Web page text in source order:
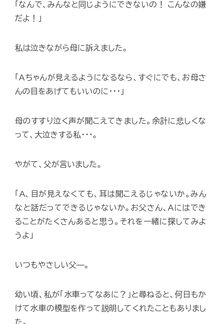
「なんで、みんなと同じようにできないの！ こんなの嫌
だよ！」
私は泣きながら母に訴えました。
「Aちゃんが見えるようになるなら、すぐにでも、お母さ
んの目をあげてもいいのに･･･」
母のすすり泣く声が聞こえてきました。余計に悲しくな
って、大泣きする私･･･。
やがて、父が言いました。
「A、目が見えなくても、耳は聞こえるじゃないか。みん
なと話だってできるじゃないか。お父さん、Aにはでき
ることがたくさんあると思う。それを一緒に探してみよ
うよ」
いつもやさしい父—。
幼い頃、私が「水車ってなあに？」と尋ねると、何日もか
けて水車の模型を作って説明してくれたこともありまし
た。